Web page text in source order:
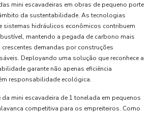
mini escavadeiras em obras de pequeno porte
da sustentabilidade. As tecnologias
sistemas hidráulicos econômicos contribuem
mantendo a pegada de carbono mais
demandas por construções
Deployando uma solução que reconhece a
garante não apenas eficiência
responsabilidade ecológica.
mini escavadeira de 1 tonelada em pequenos
competitiva para os empreiteiros. Como